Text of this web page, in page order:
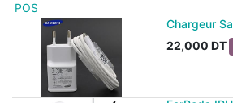
POS
Chargeur
22,000 DT